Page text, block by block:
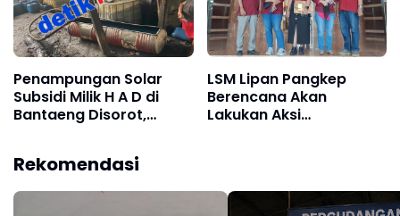
Penampungan Solar
Subsidi Milik H A D di
Bantaeng Disorot,
Murah
LSM Lipan Pangkep
Berencana Akan
Lakukan Aksi
Peka Dan Tidak Mampu
Membaca Situasi
Rekomendasi